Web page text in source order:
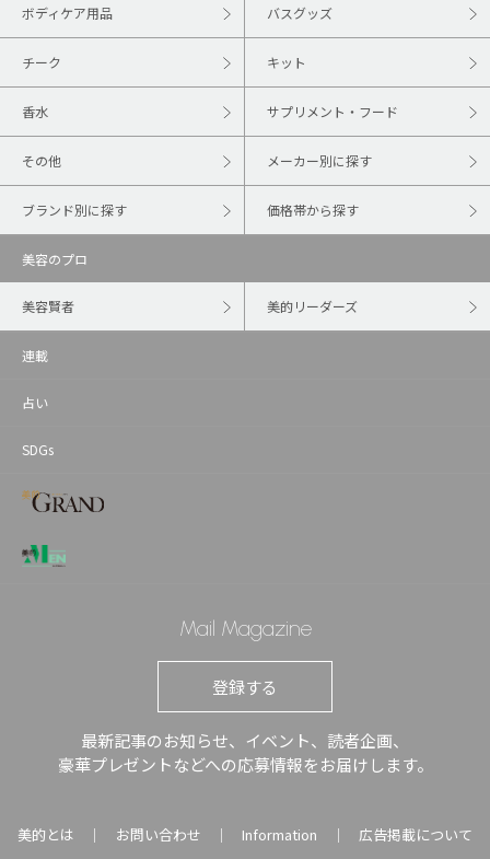
ボディケア用品 バスグッズ
チーク キット
香水 サプリメント・フード
その他 メーカー別に探す
ブランド別に探す 価格帯から探す
美容のプロ
美容賢者 美的リーダーズ
連載
占い
SDGs
Mail Magazine
登録する
最新記事のお知らせ、イベント、読者企画、
豪華プレゼントなどへの応募情報をお届けします。
美的とは ｜ お問い合わせ ｜ Information ｜ 広告掲載について